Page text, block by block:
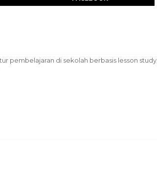
pembelajaran di sekolah berbasis lesson study,